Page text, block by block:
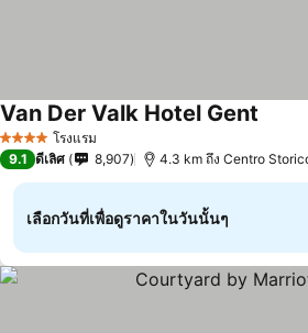
4 ดาว โรงแรม
Van Der Valk Hotel Gent
9.1 ดีเลิศ 8,907 4.3 km ถึง Centro
เลือกวันที่เพื่อดูราคาในวันนั้นๆ